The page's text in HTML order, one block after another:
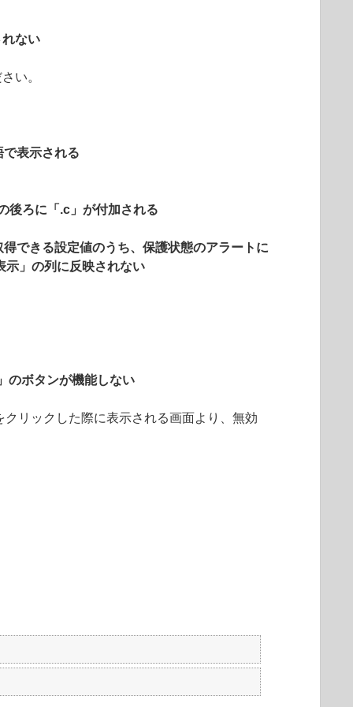
ない
い。
表示される
後ろに「.c」が付加される
できる設定値のうち、保護状態のアラートに
示」の列に反映されない
のボタンが機能しない
リックした際に表示される画面より、無効